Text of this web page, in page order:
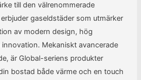
till den välrenommerade
gaseldstäder som utmärker
av modern design, hög
Mekaniskt avancerade
är Global-seriens produkter
bostad både värme och en touch